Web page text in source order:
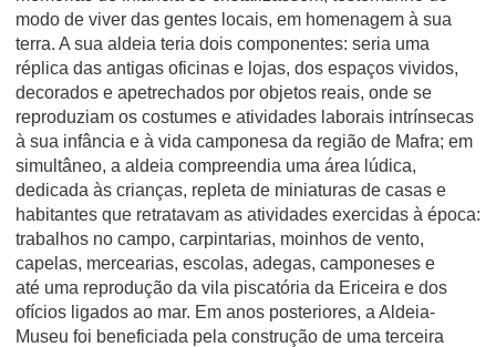
modo de viver das gentes locais, em homenagem à sua
terra. A sua aldeia teria dois componentes: seria uma
réplica das antigas oficinas e lojas, dos espaços vividos,
decorados e apetrechados por objetos reais, onde se
reproduziam os costumes e atividades laborais intrínsecas
à sua infância e à vida camponesa da região de Mafra; em
simultâneo, a aldeia compreendia uma área lúdica,
dedicada às crianças, repleta de miniaturas de casas e
habitantes que retratavam as atividades exercidas à época:
trabalhos no campo, carpintarias, moinhos de vento,
capelas, mercearias, escolas, adegas, camponeses e
até uma reprodução da vila piscatória da Ericeira e dos
ofícios ligados ao mar. Em anos posteriores, a Aldeia-
Museu foi beneficiada pela construção de uma terceira